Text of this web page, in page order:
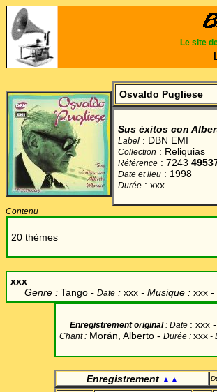
Le site
Osvaldo Pugliese
Sus éxitos con
Label : DBN EMI
Collection : Reliquias
Référence : 7243
Date et lieu : 1998
Durée : xxx
Contenu
20 thèmes
xxx
Genre : Tango - Date : xxx - Musique : xxx -
Enregistrement original: Date : xxx -
Chant: Morán, Alberto - Durée : xxx -
Enregistrement ▲▲